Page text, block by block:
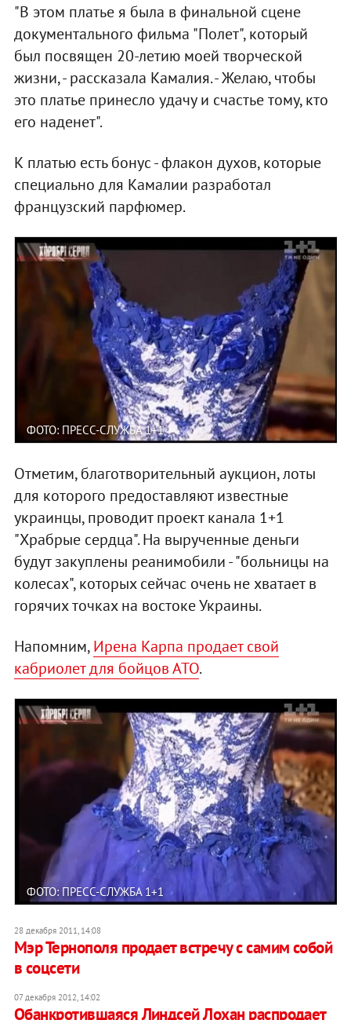
"В этом платье я была в финальной сцене
документального фильма "Полет", который
был посвящен 20-летию моей творческой
жизни, - рассказала Камалия. - Желаю, чтобы
это платье принесло удачу и счастье тому, кто
его наденет".
К платью есть бонус - флакон духов, которые
специально для Камалии разработал
французский парфюмер.
ФОТО: ПРЕСС-СЛУЖБА 1+1
Отметим, благотворительный аукцион, лоты
для которого предоставляют известные
украинцы, проводит проект канала 1+1
"Храбрые сердца". На вырученные деньги
будут закуплены реанимобили - "больницы на
колесах", которых сейчас очень не хватает в
горячих точках на востоке Украины.
Напомним,Ирена Карпа продает свой
кабриолет для бойцов АТО.
ФОТО: ПРЕСС-СЛУЖБА 1+1
28 декабря 2011, 14:08
Мэр Тернополя продает встречу с самим собой
в соцсети
07 декабря 2012, 14:02
Обанкротившаяся Линдсей Лохан распродает